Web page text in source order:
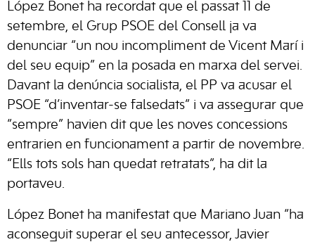
López Bonet ha recordat que el passat 11 de
setembre, el Grup PSOE del Consell ja va
denunciar “un nou incompliment de Vicent Marí i
del seu equip” en la posada en marxa del servei.
Davant la denúncia socialista, el PP va acusar el
PSOE “d’inventar-se falsedats” i va assegurar que
“sempre” havien dit que les noves concessions
entrarien en funcionament a partir de novembre.
“Ells tots sols han quedat retratats”, ha dit la
portaveu.
López Bonet ha manifestat que Mariano Juan “ha
aconseguit superar el seu antecessor, Javier